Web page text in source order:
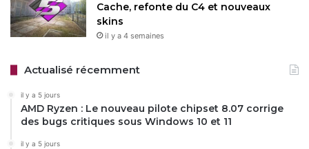
Cache, refonte du C4 et nouveaux
skins
il y a 4 semaines
Actualisé récemment
il y a 5 jours
AMD Ryzen : Le nouveau pilote chipset 8.07 corrige
des bugs critiques sous Windows 10 et 11
il y a 5 jours